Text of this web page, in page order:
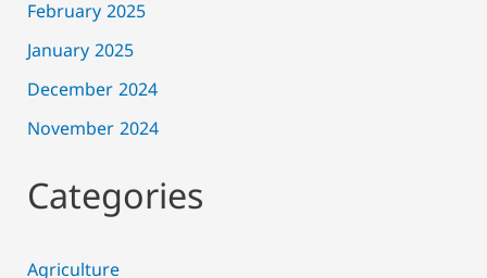
February 2025
January 2025
December 2024
November 2024
Categories
Agriculture